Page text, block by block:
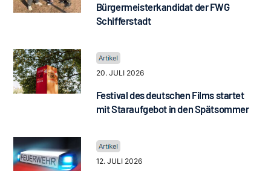
Bürgermeisterkandidat der FWG
Schifferstadt
20. JULI 2026
Festival des deutschen Films startet
mit Staraufgebot in den Spätsommer
12. JULI 2026